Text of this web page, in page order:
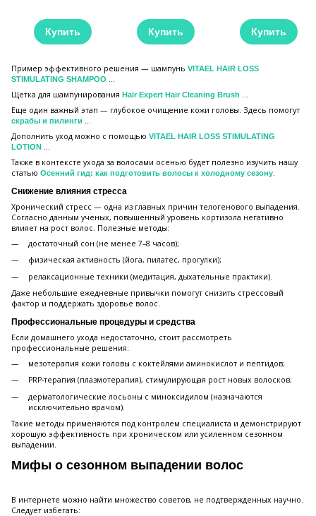
Купить Купить Купить
Пример эффективного решения — шампунь VITAEL HAIR LOSS
STIMULATING SHAMPOO ...
Щетка для шампунирования Hair Expert Hair Cleaning Brush ...
Еще один важный этап — глубокое очищение кожи головы. Здесь помогут
скрабы и пилинги ...
Дополнить уход можно с помощью VITAEL HAIR LOSS STIMULATING
LOTION ...
Также в контексте ухода за волосами осенью будет полезно изучить нашу
статью Осенний гид: как подготовить волосы к холодному сезону.
Снижение влияния стресса
Хронический стресс — одна из главных причин телогенового выпадения.
Согласно данным ученых, повышенный уровень кортизола негативно
влияет на рост волос. Полезные методы:
достаточный сон (не менее 7–8 часов);
физическая активность (йога, пилатес, прогулки);
релаксационные техники (медитация, дыхательные практики).
Даже небольшие ежедневные привычки помогут снизить стрессовый
фактор и поддержать здоровье волос.
Профессиональные процедуры и средства
Если домашнего ухода недостаточно, стоит рассмотреть
профессиональные решения:
мезотерапия кожи головы с коктейлями аминокислот и пептидов;
PRP-терапия (плазмотерапия), стимулирующая рост новых волосков;
дерматологические лосьоны с миноксидилом (назначаются
исключительно врачом).
Такие методы применяются под контролем специалиста и демонстрируют
хорошую эффективность при хроническом или усиленном сезонном
выпадении.
Мифы о сезонном выпадении волос
В интернете можно найти множество советов, не подтвержденных научно.
Следует избегать: